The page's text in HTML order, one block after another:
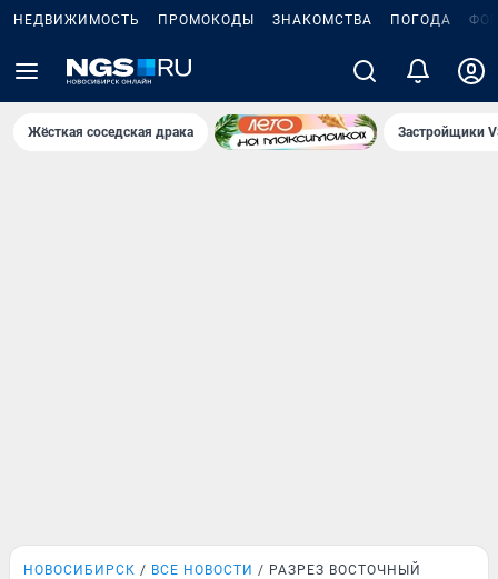
НЕДВИЖИМОСТЬ ПРОМОКОДЫ ЗНАКОМСТВА ПОГОДА
Жёсткая соседская драка Застройщики
НОВОСИБИРСК ВСЕ НОВОСТИ РАЗРЕЗ ВОСТОЧНЫЙ